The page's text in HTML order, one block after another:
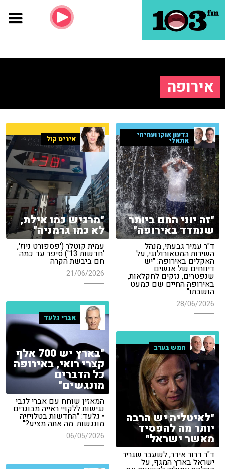
אירופה
גדעון אוקו ועמיחי
אתאלי
"זה יוני החם ביותר
שנמדד באירופה"
ד"ר עמיר גבעתי, מנהל
השירות המטאורולוגי, על
האקלים באירופה: "יש
דיווחים של אנשים
שנפטרים, נזקים לחקלאות,
באירופה החיים שם כמעט
הושבתו"
28/06/2026
איריס קול
"מרגיש כמו אילת,
לא כמו גרמניה"
עמית קוטלר ('פספורט ניוז',
'חדשות 13') סיפר עד כמה
חם ביבשת הקרה
21/06/2026
אברי גלעד
"בארץ יש 700 אלף
קצרי רואי, באירופה
כל הדברים
מונגשים"
המאזין שוחח עם אברי לגבי
נגישות ללקויי ראייה מבוגרים
• גלעד: "החדשות בטלויזיה
מונגשות. מה אתה מציע?"
06/05/2026
חמש בערב
"לאיטליה יש הרבה
יותר מה להפסיד
מאשר ישראל"
ד"ר דרור אידר, לשעבר שגריר
ישראל בארץ המגף, על